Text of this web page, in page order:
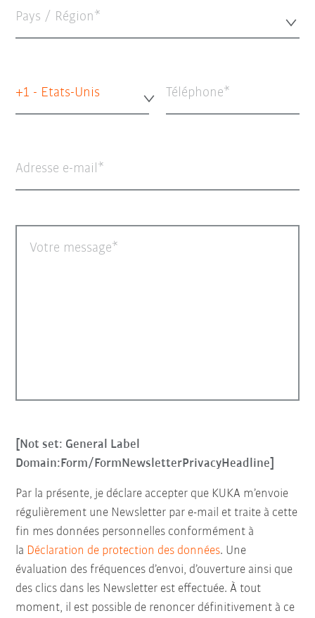
Pays / Région*
+1 - Etats-Unis Téléphone
Adresse e-mail
Votre message
[Not set: General Label
Domain:Form/FormNewsletterPrivacyHeadline]
Par la présente, je déclare accepter que KUKA m’envoie
régulièrement une Newsletter par e-mail et traite à cette
fin mes données personnelles conformément à
la Déclaration de protection des données. Une
évaluation des fréquences d’envoi, d’ouverture ainsi que
des clics dans les Newsletter est effectuée. À tout
moment, il est possible de renoncer définitivement à ce